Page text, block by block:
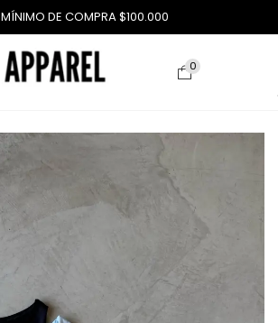
MÍNIMO DE COMPRA $100.000
0